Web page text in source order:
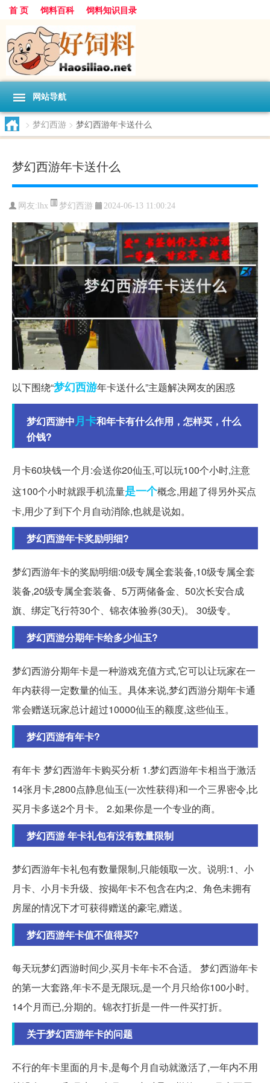
首 页 饲料百科 饲料知识目录
网站导航
> 梦幻西游 > 梦幻西游年卡送什么
梦幻西游年卡送什么
网友:lhx 梦幻西游 2024-06-13 11:00:24
以下围绕“梦幻西游年卡送什么”主题解决网友的困惑
梦幻西游中月卡和年卡有什么作用，怎样买，什么
价钱?
月卡60块钱一个月:会送你20仙玉,可以玩100个小时,注意
这100个小时就跟手机流量是一个概念,用超了得另外买点
卡,用少了到下个月自动消除,也就是说如。
梦幻西游年卡奖励明细?
梦幻西游年卡的奖励明细:0级专属全套装备,10级专属全套
装备,20级专属全套装备、5万两储备金、50次长安合成
旗、绑定飞行符30个、锦衣体验券(30天)。 30级专。
梦幻西游分期年卡给多少仙玉?
梦幻西游分期年卡是一种游戏充值方式,它可以让玩家在一
年内获得一定数量的仙玉。具体来说,梦幻西游分期年卡通
常会赠送玩家总计超过10000仙玉的额度,这些仙玉。
梦幻西游有年卡?
有年卡 梦幻西游年卡购买分析 1.梦幻西游年卡相当于激活
14张月卡,2800点静息仙玉(一次性获得)和一个三界密令,比
买月卡多送2个月卡。 2.如果你是一个专业的商。
梦幻西游 年卡礼包有没有数量限制
梦幻西游年卡礼包有数量限制,只能领取一次。说明:1、小
月卡、小月卡升级、按揭年卡不包含在内;2、角色未拥有
房屋的情况下才可获得赠送的豪宅,赠送。
梦幻西游年卡值不值得买?
每天玩梦幻西游时间少,买月卡年卡不合适。 梦幻西游年卡
的第一大套路,年卡不是无限玩,是一个月只给你100小时。
14个月而已,分期的。锦衣打折是一件一件买打折。
关于梦幻西游年卡的问题
不行的年卡里面的月卡,是每个月自动就激活了,一年内不用